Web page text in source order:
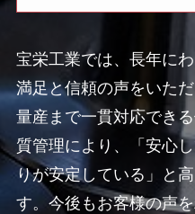
宝栄工業では、長年に
満足と信頼の声をいた
量産まで一貫対応でき
質管理により、「安心
りが安定している」と
す。今後もお客様の声